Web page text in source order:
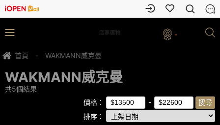
-
首頁 - WAKMANN威克曼
WAKMANN威克曼
共5個結果
價格：
排序：